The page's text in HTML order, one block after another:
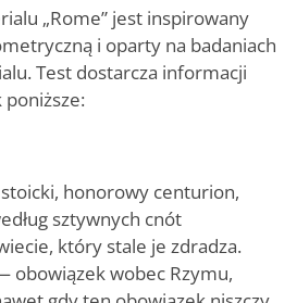
„Rome” jest inspirowany
i oparty na badaniach
Test dostarcza informacji
honorowy centurion,
sztywnych cnót
który stale je zdradza.
obowiązek wobec Rzymu,